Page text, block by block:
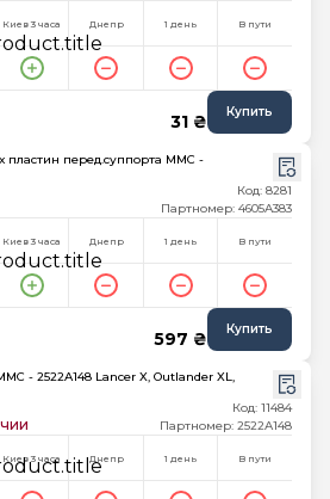
Киев 3 часа Днепр 1 день В пути
31 ₴ Купить
перед.суппорта MMC -
Код: 8281
Партномер: 4605A383
Киев 3 часа Днепр 1 день В пути
597 ₴ Купить
- 2522A148 Lancer X, Outlander XL,
Код: 11484
Партномер: 2522A148
Киев 3 часа Днепр 1 день В пути